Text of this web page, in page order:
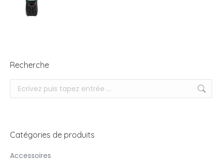
Recherche
Recherche
Catégories de produits
Accessoires